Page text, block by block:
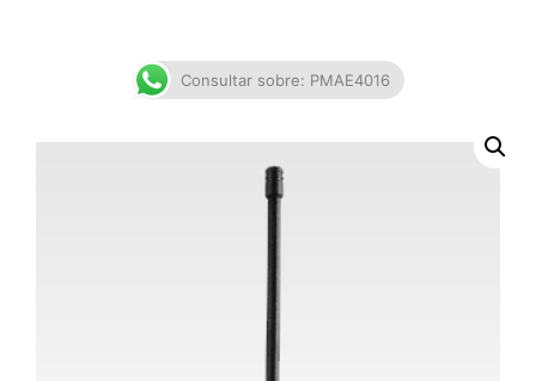
Consultar sobre: PMAE4016